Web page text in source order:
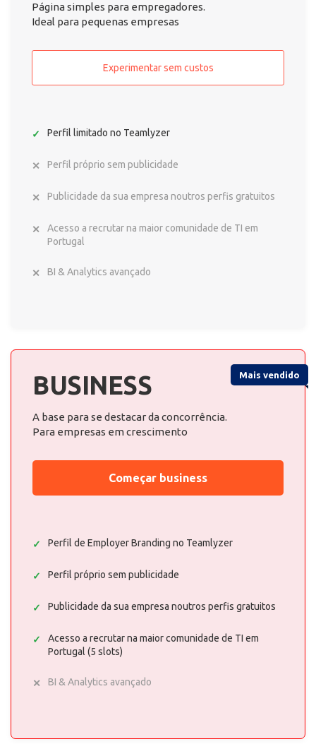
Página simples para empregadores.
Ideal para pequenas empresas
Experimentar sem custos
Perfil limitado no Teamlyzer
Perfil próprio sem publicidade
Publicidade da sua empresa noutros perfis gratuitos
Acesso a recrutar na maior comunidade de TI em
Portugal
BI & Analytics avançado
Mais vendido
BUSINESS
A base para se destacar da concorrência.
Para empresas em crescimento
Começar business
Perfil de Employer Branding no Teamlyzer
Perfil próprio sem publicidade
Publicidade da sua empresa noutros perfis gratuitos
Acesso a recrutar na maior comunidade de TI em
Portugal (5 slots)
BI & Analytics avançado